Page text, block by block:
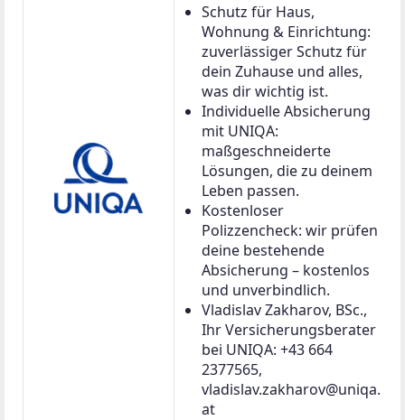
Schutz für Haus,
Wohnung & Einrichtung:
zuverlässiger Schutz für
dein Zuhause und alles,
was dir wichtig ist.
Individuelle Absicherung
mit UNIQA:
maßgeschneiderte
Lösungen, die zu deinem
Leben passen.
Kostenloser
Polizzencheck: wir prüfen
deine bestehende
Absicherung – kostenlos
und unverbindlich.
Vladislav Zakharov, BSc.,
Ihr Versicherungsberater
bei UNIQA: +43 664
2377565,
vladislav.zakharov@uniqa.
at